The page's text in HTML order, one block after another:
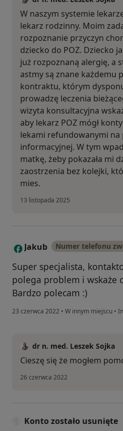
W naszym systemie
lekarz rodzinny. Moim
rozpoznanie przyczyn
dziecko do POZ. Dziecko
już rozpoznaną alergię, a
astmy są znane każdemu
kontraktu, którym
prowadzę leczenia
wizyta konsultacyjna
aby lekarz POZ mógł
lekami refundowanymi
informacyjnej. W tym
matkę, żeby pokazała mi
zaostrzenia bez kolejki,
mies.
13 listopada 2025
J Jakub Numer telefonu
Super specjalista,
polega problem i wskaże
Bardzo polecam :)
23 czerwca 2022 • W innym miejscu •
dr n. med. Leszek Sojka
Cieszę się że mogłem
26 czerwca 2022
Konto zostało usunięte